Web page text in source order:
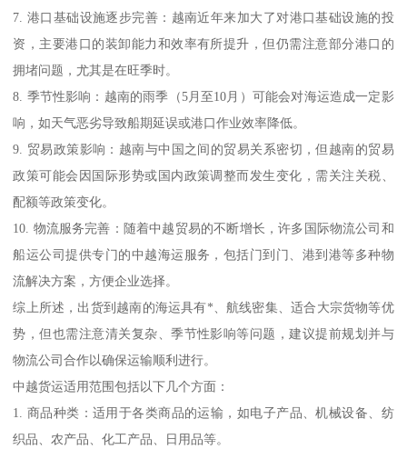
7. 港口基础设施逐步完善：越南近年来加大了对港口基础设施的投
资，主要港口的装卸能力和效率有所提升，但仍需注意部分港口的
拥堵问题，尤其是在旺季时。
8. 季节性影响：越南的雨季（5月至10月）可能会对海运造成一定影
响，如天气恶劣导致船期延误或港口作业效率降低。
9. 贸易政策影响：越南与中国之间的贸易关系密切，但越南的贸易
政策可能会因国际形势或国内政策调整而发生变化，需关注关税、
配额等政策变化。
10. 物流服务完善：随着中越贸易的不断增长，许多国际物流公司和
船运公司提供专门的中越海运服务，包括门到门、港到港等多种物
流解决方案，方便企业选择。
综上所述，出货到越南的海运具有*、航线密集、适合大宗货物等优
势，但也需注意清关复杂、季节性影响等问题，建议提前规划并与
物流公司合作以确保运输顺利进行。
中越货运适用范围包括以下几个方面：
1. 商品种类：适用于各类商品的运输，如电子产品、机械设备、纺
织品、农产品、化工产品、日用品等。